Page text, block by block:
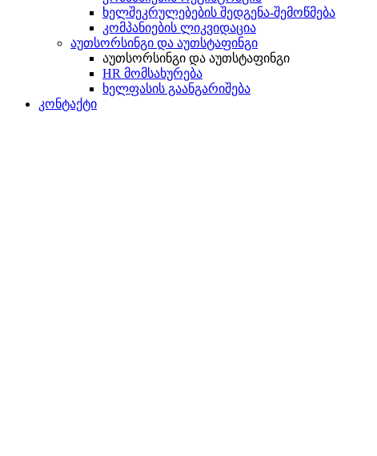
ხელშეკრულებების შედგენა-შემოწმება
კომპანიების ლიკვიდაცია
აუთსორსინგი და აუთსტაფინგი
აუთსორსინგი და აუთსტაფინგი
HR მომსახურება
ხელფასის გაანგარიშება
კონტაქტი